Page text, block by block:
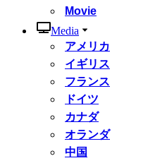
Movie
Media
アメリカ
イギリス
フランス
ドイツ
カナダ
オランダ
中国